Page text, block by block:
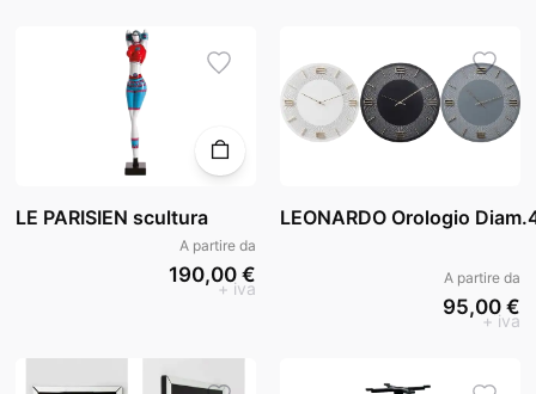
LE PARISIEN scultura
A partire da
190,00 €
+ iva
LEONARDO Orologio
A partire da
95,00 €
+ iva